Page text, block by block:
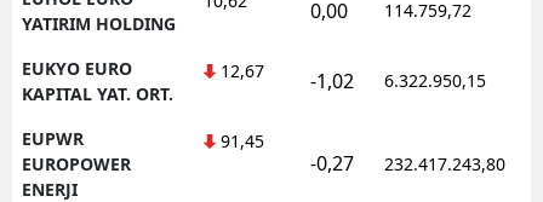
YATIRIM HOLDING
0,00 114.759,72
EUKYO EURO
KAPITAL YAT. ORT.
12,67 -1,02 6.322.950,15
EUPWR
EUROPOWER
ENERJI
91,45
-0,27 232.417.243,80